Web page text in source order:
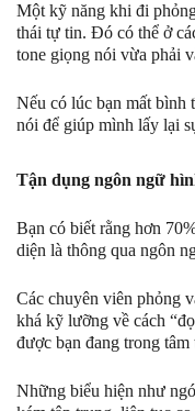
Một kỹ năng khi đi
thái tự tin. Đó có thể ở
tone giọng nói vừa phải
Nếu có lúc bạn mất bình
nói để giúp mình lấy lại
Tận dụng ngôn ngữ
Bạn có biết rằng hơn
diện là thông qua ngôn
Các chuyên viên phỏng
khá kỹ lưỡng về cách
được bạn đang trong tâm
Những biểu hiện như